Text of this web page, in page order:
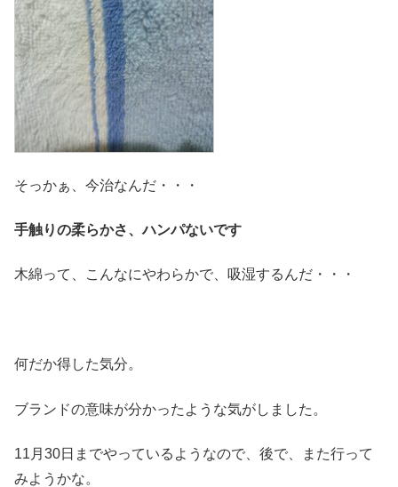
そっかぁ、今治なんだ・・・
手触りの柔らかさ、ハンパないです
木綿って、こんなにやわらかで、吸湿するんだ・・・
何だか得した気分。
ブランドの意味が分かったような気がしました。
11月30日までやっているようなので、後で、また行って
みようかな。